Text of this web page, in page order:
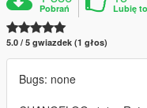
Pobrań Lubię to
5.0 / 5 gwiazdek (1 głos)
Bugs: none